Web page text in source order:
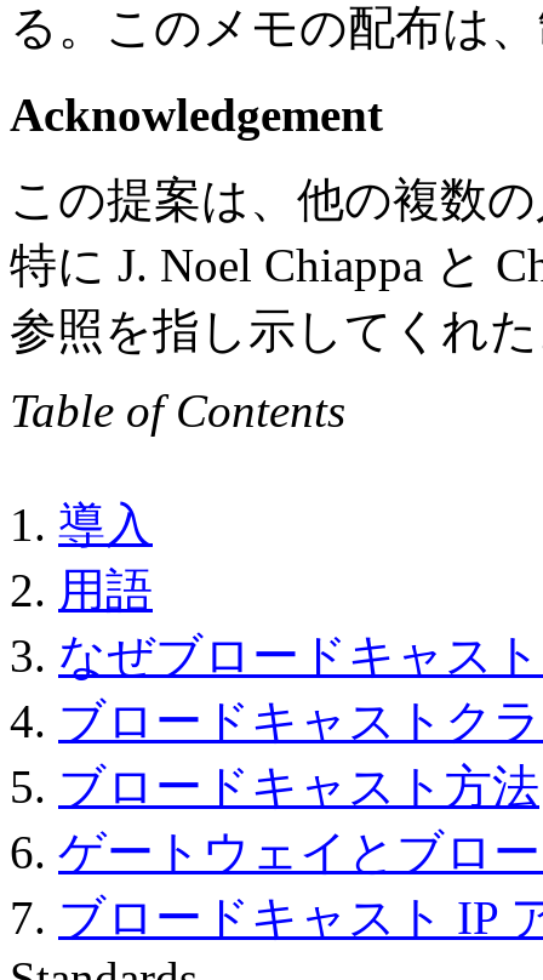
る。このメモの配布は
Acknowledgement
この提案は、他の複数
特に J. Noel Chiappa と
参照を指し示してくれ
Table of Contents
1. 導入
2. 用語
3. なぜブロードキャス
4. ブロードキャストク
5. ブロードキャスト方法
6. ゲートウェイとブロ
7. ブロードキャスト IP